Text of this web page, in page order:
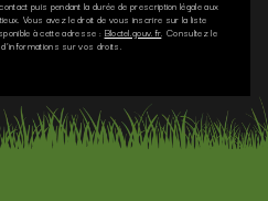
puis pendant la durée de prescription légale aux
Vous avez le droit de vous inscrire sur la liste
à cette adresse : Bloctel.gouv.fr . Consultez le
sur vos droits.